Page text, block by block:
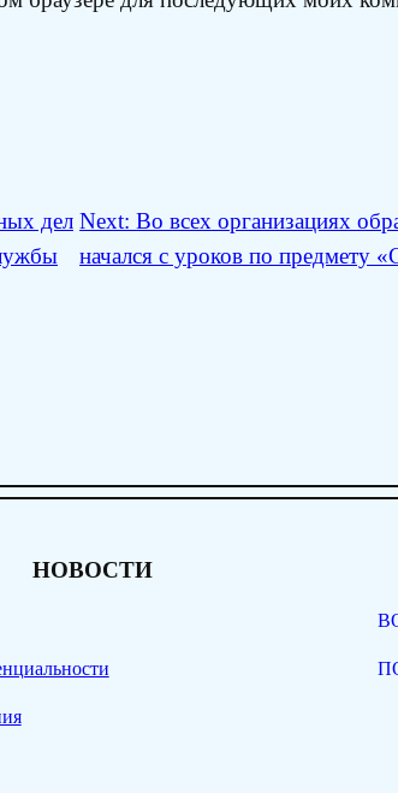
дел Next:Во всех организациях
начался с уроков по
НОВОСТИ